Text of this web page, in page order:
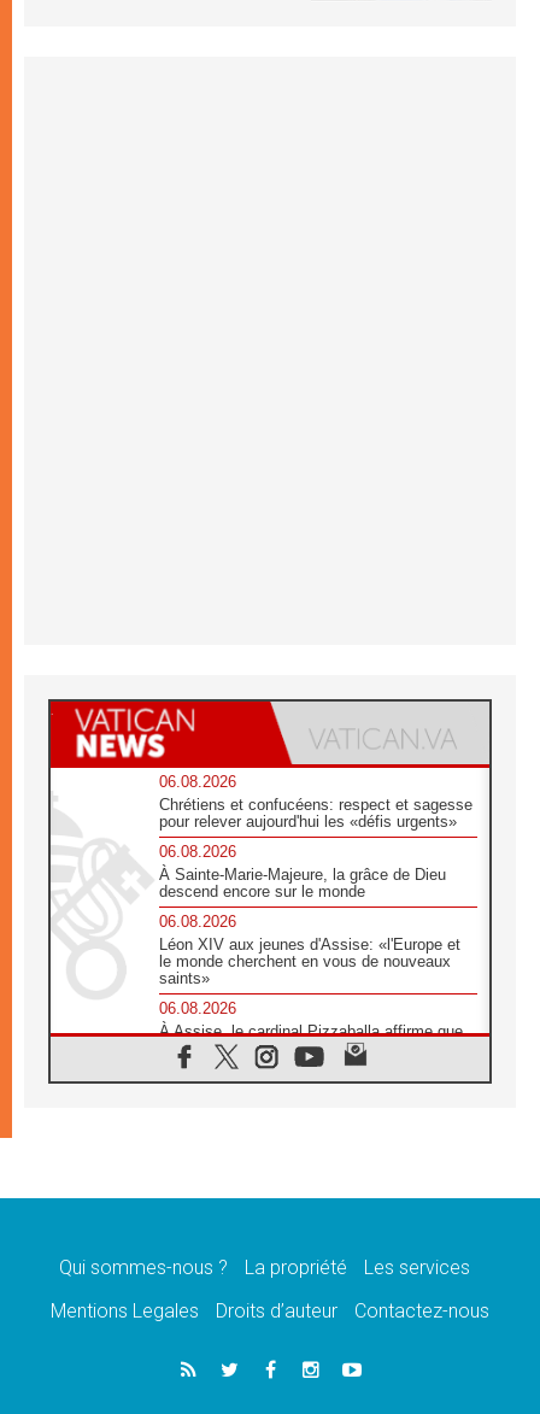
06.08.2026
Chrétiens et confucéens: respect et sagesse
pour relever aujourd'hui les «défis urgents»
06.08.2026
À Sainte-Marie-Majeure, la grâce de Dieu
descend encore sur le monde
06.08.2026
Léon XIV aux jeunes d'Assise: «l'Europe et
le monde cherchent en vous de nouveaux
saints»
06.08.2026
À Assise, le cardinal Pizzaballa affirme que
«les chrétiens veulent la paix»
06.08.2026
message de paix et de dignité humaine»
«La visite du Pape en Uruguay renforcera
05.08.2026
Le nonce en Ukraine: «Il est inquiétant
Qui sommes-nous ? La propriété
Les services
Mentions Legales
Droits d’auteur Contactez-nous